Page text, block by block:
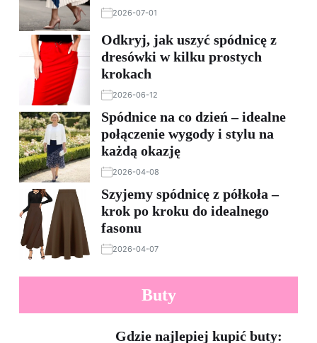
2026-07-01
Odkryj, jak uszyć spódnicę z
dresówki w kilku prostych
krokach
2026-06-12
Spódnice na co dzień – idealne
połączenie wygody i stylu na
każdą okazję
2026-04-08
Szyjemy spódnicę z półkoła –
krok po kroku do idealnego
fasonu
2026-04-07
Buty
Gdzie najlepiej kupić buty: